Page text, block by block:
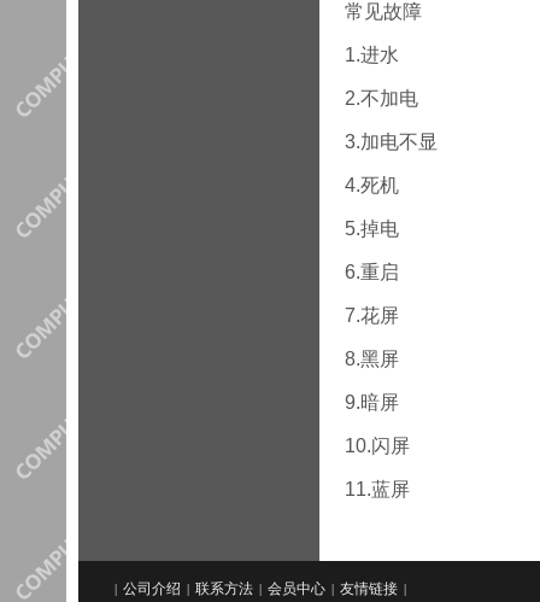
常见故障
1.进水
2.不加电
3.加电不显
4.死机
5.掉电
6.重启
7.花屏
8.黑屏
9.暗屏
10.闪屏
11.蓝屏
| 公司介绍 | 联系方法 | 会员中心 | 友情链接 |